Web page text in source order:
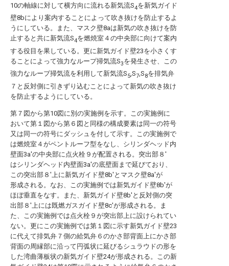
10の軸線に対して横方向に流れる新気流S4を新気ガイド
壁8bにより案内することによって吹き抜けを防止するよ
うにしている。また、マスク壁8aは新気の吹き抜けを防
止すると共に新気流S4を燃焼室４の中央部に向けて案内
する役目を果している。更に新気ガイド壁23を小さくす
ることによって強力なループ掃気流S3を発生させ、この
強力なループ掃気流を利用して新気流S5,S7,S8を排気弁
７と反対側に引きずり込むことによって新気の吹き抜け
を防止するようにしている。
第７図から第10図に別の実施例を示す。この実施例に
おいて第１図から第６図と同様の構成要素は同一の符号
又は同一の符号にダッシュを付して示す。この実施例で
は燃焼室４がペントルーフ型をなし、シリンダヘッド内
壁面3a′の中央部に点火栓９が配置される。突出部８′
はシリンダヘッド内壁面3a′の底壁面まで延びており、
この突出部８′上に新気ガイド壁8b′とマスク壁8a′が
形成される。なお、この実施例では新気ガイド壁8b′が
ほぼ垂直をなす。また、新気ガイド壁8b′と反対側の突
出部８′上には既燃ガスガイド壁8c′が形成される。ま
た、この実施例では点火栓９が突出部上に設けられてい
ない。更にこの実施例では第１図に示す新気ガイド壁23
に代えて排気弁７側の給気弁６のかさ部背面上にかさ部
背面の周縁部に沿って円弧状に延びるシュラウドの形を
した湾曲薄板状の新気ガイド壁24が形成される。この新